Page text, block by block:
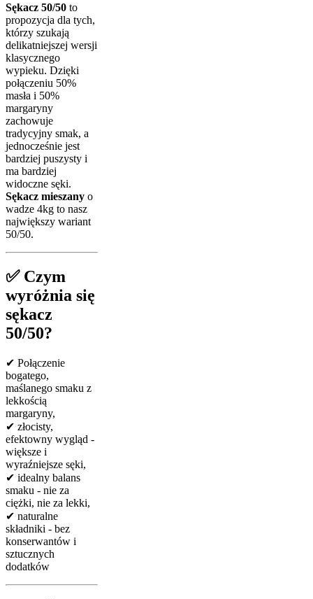
Sękacz 50/50 to
propozycja dla tych,
którzy szukają
delikatniejszej wersji
klasycznego
wypieku. Dzięki
połączeniu 50%
masła i 50%
margaryny
zachowuje
tradycyjny smak, a
jednocześnie jest
bardziej puszysty i
ma bardziej
widoczne sęki.
Sękacz mieszany o
wadze 4kg to nasz
największy wariant
50/50.
✅ Czym
wyróżnia się
sękacz
50/50?
✔ Połączenie
bogatego,
maślanego smaku z
lekkością
margaryny,
✔ złocisty,
efektowny wygląd -
większe i
wyraźniejsze sęki,
✔ idealny balans
smaku - nie za
ciężki, nie za lekki,
✔ naturalne
składniki - bez
konserwantów i
sztucznych
dodatków